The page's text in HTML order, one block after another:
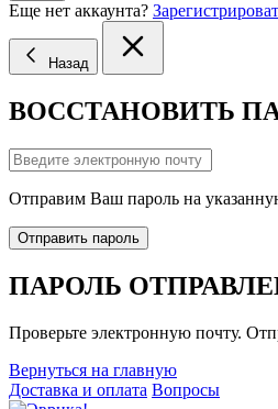
Еще нет аккаунта?
Назад
ВОССТАНОВИТЬ
Отправим Ваш пароль на
Отправить пароль
ПАРОЛЬ
Проверьте электронную почту.
Вернуться на главную
Доставка и оплата Вопросы